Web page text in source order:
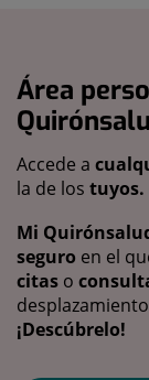
Área
Accede a
la de los tuyos.
Mi
seguro en el
citas o
¡Descúbrelo!